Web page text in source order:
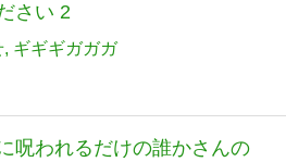
さい 2
ギギギガガガ
呪われるだけの誰かさんの